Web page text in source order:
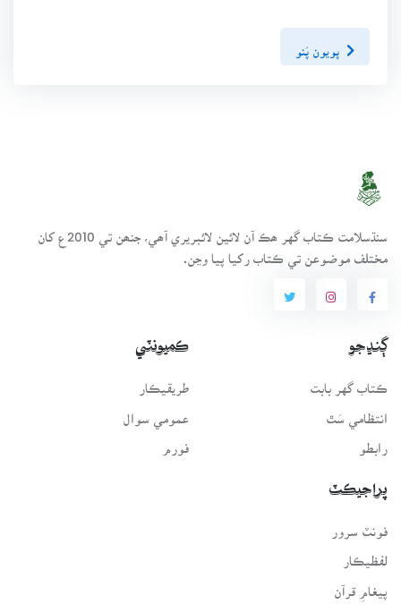
پويون پَنو
سنڌسلامت ڪتاب گهر ھڪ آن لائين لائبريري آھي، جنھن تي 2010ع کان
مختلف موضوعن تي ڪتاب رکيا پيا وڃن.
ڳنڍجو
ڪتاب گهر بابت
انتظامي سَٿ
رابطو
ڪميونٽي
طريقيڪار
عمومي سوال
فورم
پراجيڪٽ
لفظيڪار
پيغامِ قرآن